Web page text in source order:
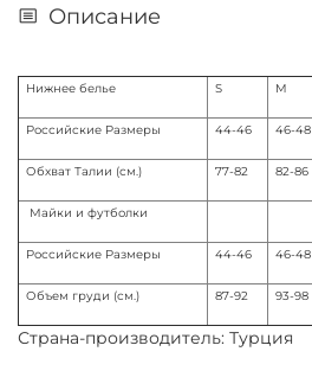
Описание
Нижнее белье S M
Российские Размеры 44-46 46-48
Обхват Талии (см.) 77-82 82-86
Майки и футболки
Российские Размеры 44-46 46-48
Объем груди (см.) 87-92 93-98
Страна-производитель: Турция